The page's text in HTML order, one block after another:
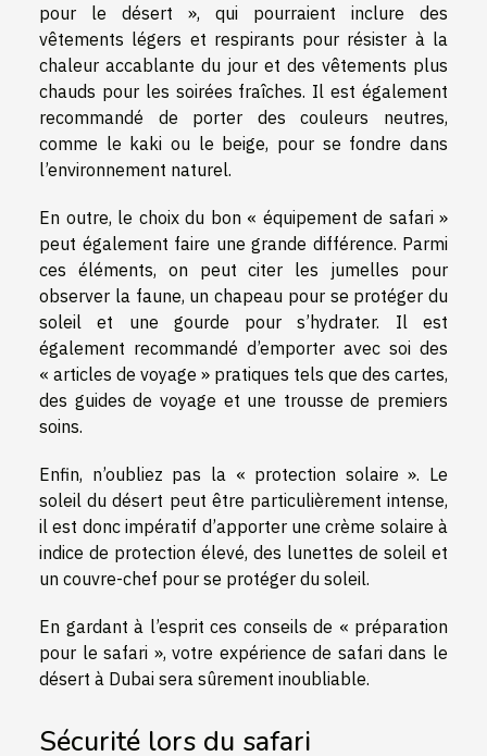
pour le désert », qui pourraient inclure des
vêtements légers et respirants pour résister à la
chaleur accablante du jour et des vêtements plus
chauds pour les soirées fraîches. Il est également
recommandé de porter des couleurs neutres,
comme le kaki ou le beige, pour se fondre dans
l’environnement naturel.
En outre, le choix du bon « équipement de safari »
peut également faire une grande différence. Parmi
ces éléments, on peut citer les jumelles pour
observer la faune, un chapeau pour se protéger du
soleil et une gourde pour s’hydrater. Il est
également recommandé d’emporter avec soi des
« articles de voyage » pratiques tels que des cartes,
des guides de voyage et une trousse de premiers
soins.
Enfin, n’oubliez pas la « protection solaire ». Le
soleil du désert peut être particulièrement intense,
il est donc impératif d’apporter une crème solaire à
indice de protection élevé, des lunettes de soleil et
un couvre-chef pour se protéger du soleil.
En gardant à l’esprit ces conseils de « préparation
pour le safari », votre expérience de safari dans le
désert à Dubai sera sûrement inoubliable.
Sécurité lors du safari